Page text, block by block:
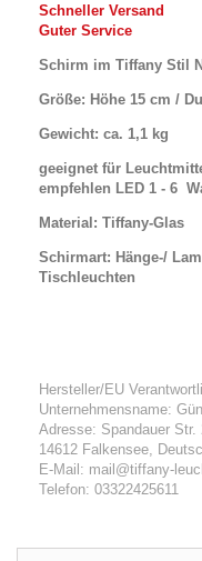
Schneller Versand
Guter Service
Schirm im Tiffany Stil
Größe: Höhe 15 cm /
Gewicht: ca. 1,1 kg
geeignet für
empfehlen LED 1 - 6
Material: Tiffany-Glas
Schirmart: Hänge-/
Tischleuchten
Hersteller/EU
Unternehmensname:
Adresse: Spandauer Str.
14612 Falkensee,
E-Mail: mail@tiffany-
Telefon: 03322425611